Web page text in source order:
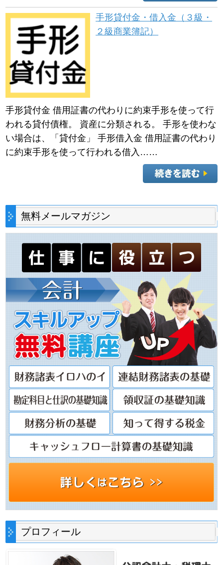
手形貸付金・借入金（３級・
２級商業簿記）
手形貸付金 借用証書の代わりに約束手形を使って行
われる貸付債権。 資産に分類される。 手形を使わな
い場合は、「貸付金」 手形借入金 借用証書の代わり
に約束手形を使って行われる借入……
無料メールマガジン
プロフィール